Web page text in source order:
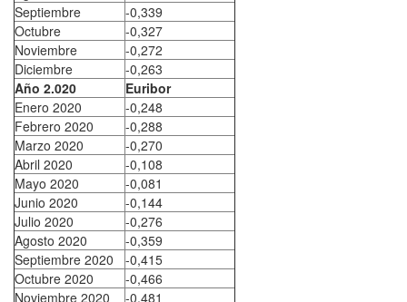
Septiembre
-0,339
Octubre
-0,327
Noviembre
-0,272
Diciembre
-0,263
Año 2.020
Euribor
Enero 2020
-0,248
Febrero 2020
-0,288
Marzo 2020
-0,270
Abril 2020
-0,108
Mayo 2020
-0,081
Junio 2020
-0,144
Julio 2020
-0,276
Agosto 2020
-0,359
Septiembre 2020
-0,415
Octubre 2020
-0,466
Noviembre 2020
-0,481